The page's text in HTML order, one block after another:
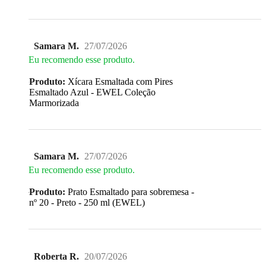
Samara M. 27/07/2026
Eu recomendo esse produto.
Produto: Xícara Esmaltada com Pires
Esmaltado Azul - EWEL Coleção
Marmorizada
Samara M. 27/07/2026
Eu recomendo esse produto.
Produto: Prato Esmaltado para sobremesa -
nº 20 - Preto - 250 ml (EWEL)
Roberta R. 20/07/2026